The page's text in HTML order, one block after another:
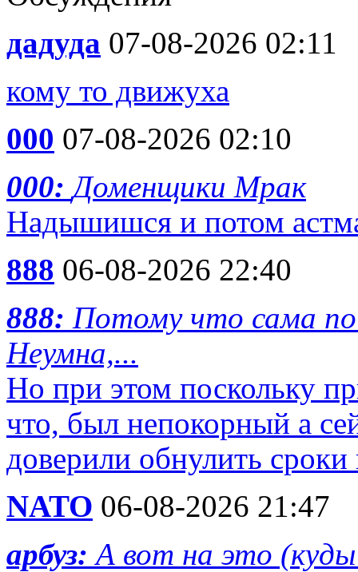
дадуда 07-08-2026 02:11
кому то движуха
000 07-08-2026 02:10
000:Доменщики Мрак
Надышишся и потом
888 06-08-2026 22:40
888: Потому что сама по
Неумна,...
Но при этом поскольку
что, был непокорный а
доверили обнулить сроки
NATO 06-08-2026 21:47
арбуз:А вот на это